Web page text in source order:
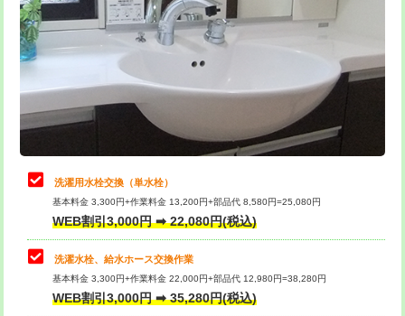
※給水管工事は20mmまでの価格です。
給水管工事※（塩ビ管（VP・HI）使
用/3ｍまで)
33,000円
給水管工事※（塩ビ管（VP・HI）使
用（追加）/3ｍ超え)
給水管工事※（ライニング鋼管・銅
管・ポリ管・HT管使用/3ｍまで)
44,000円
給水管工事※（ライニング鋼管・銅
管・ポリ管・HT管使用/3ｍ超え)
排水管工事（土の掘削・埋め戻し作
業）
排水管工事（排水管工事/3ｍまで） 55,000円
カメラ調査 33,000円
桝清掃
止水・漏水調査・防水処理・清掃・修
理・調整・分解・加工など（軽作業）
11,000円
止水・漏水調査・防水処理・清掃・修
理・調整・分解・加工など（中作業）
22,000円
止水・漏水調査・防水処理・清掃・修
理・調整・分解・加工など（重作業）
33,000円
キッチンタンク脱着
その他部品の脱着
洗濯用水栓交換（単水栓）
基本料金 3,300円+作業料金 13,200円+部品代 8,580円=25,080円
WEB割引3,000円 ➡ 22,080円(税込)
洗濯水栓、給水ホース交換作業
基本料金 3,300円+作業料金 22,000円+部品代 12,980円=38,280円
WEB割引3,000円 ➡ 35,280円(税込)